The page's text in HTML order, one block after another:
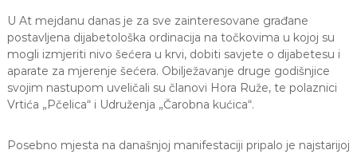
U At mejdanu danas je za sve zainteresovane građane
postavljena dijabetološka ordinacija na točkovima u kojoj su
mogli izmjeriti nivo šećera u krvi, dobiti savjete o dijabetesu i
aparate za mjerenje šećera. Obilježavanje druge godišnjice
svojim nastupom uveličali su članovi Hora Ruže, te polaznici
Vrtića „Pčelica“ i Udruženja „Čarobna kućica“.
Posebno mjesta na današnjoj manifestaciji pripalo je najstarijoj